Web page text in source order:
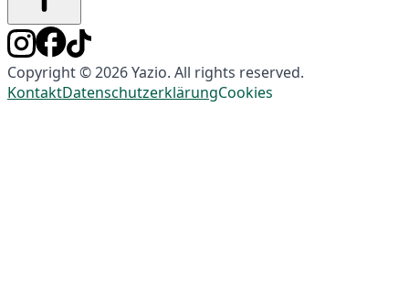
Copyright © 2026 Yazio. All rights reserved.
KontaktDatenschutzerklärungCookies